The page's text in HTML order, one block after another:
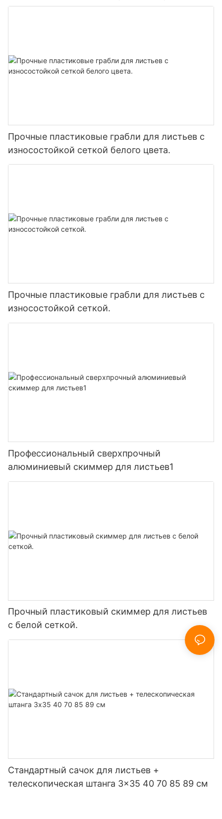
Прочные пластиковые грабли для листьев с
износостойкой сеткой белого цвета.
Прочные пластиковые грабли для листьев с
износостойкой сеткой.
Профессиональный сверхпрочный
алюминиевый скиммер для листьев1
Прочный пластиковый скиммер для листьев
с белой сеткой.
Стандартный сачок для листьев +
телескопическая штанга 3x35 40 70 85 89 см